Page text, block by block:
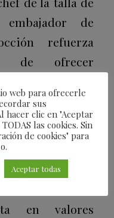
de
refuerza
de ofrecer
es un reflejo
pueden
únicos en el
.
en valores
web para ofrecerle
sus
hacer clic en "Aceptar
las cookies. Sin
de cookies" para
Aceptar todas